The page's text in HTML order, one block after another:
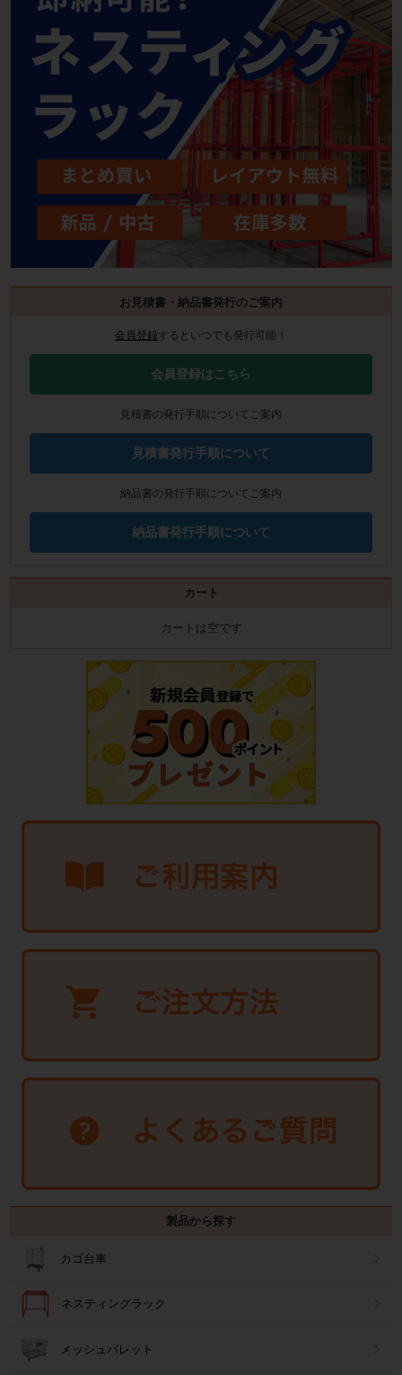
お見積書・納品書発行のご案内
会員登録するといつでも発行可能！
会員登録はこちら
見積書の発行手順についてご案内
見積書発行手順について
納品書の発行手順についてご案内
納品書発行手順について
カート
カートは空です
製品から探す
カゴ台車
ネスティングラック
メッシュパレット